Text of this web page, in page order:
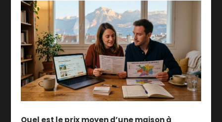
Quel est le prix moyen d’une maison à